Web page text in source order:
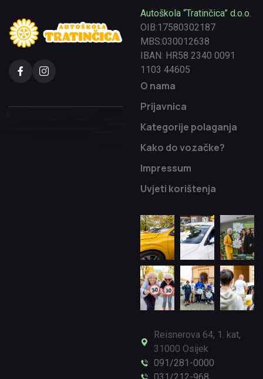
Autoškola “Tratinčica” d.o.o.
OIB:17580302187
MBS:030012638
IBAN: HR58 2340 0091
1103 44605
O nama
Prijavnica
Kategorije polaganja
Kako do vozačke?
Impressum
Uvjeti korištenja
Reisnerova 64, 1. kat,
31000 Osijek
091/281-0000